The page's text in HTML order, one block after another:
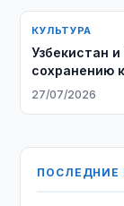
КУЛЬТУРА
Узбекистан
сохранению
27/07/2026
ПОСЛЕДНИЕ